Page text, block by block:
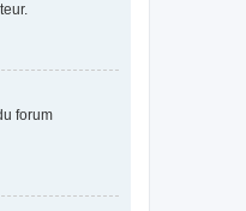
forum